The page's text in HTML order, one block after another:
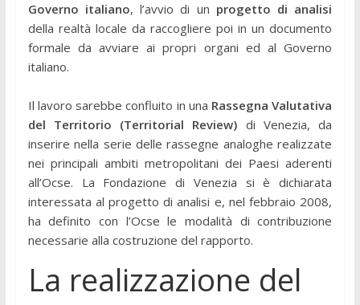
Governo italiano, l’avvio di un progetto di analisi
della realtà locale da raccogliere poi in un documento
formale da avviare ai propri organi ed al Governo
italiano.
Il lavoro sarebbe confluito in una Rassegna Valutativa
del Territorio (Territorial Review) di Venezia, da
inserire nella serie delle rassegne analoghe realizzate
nei principali ambiti metropolitani dei Paesi aderenti
all’Ocse. La Fondazione di Venezia si è dichiarata
interessata al progetto di analisi e, nel febbraio 2008,
ha definito con l’Ocse le modalità di contribuzione
necessarie alla costruzione del rapporto.
La realizzazione del